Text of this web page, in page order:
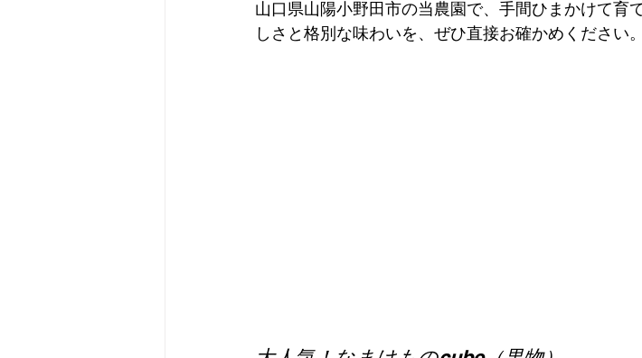
山口県山陽小野田市の当農園で、手間ひまかけて育
しさと格別な味わいを、ぜひ直接お確かめください。